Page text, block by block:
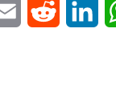
Email Reddit